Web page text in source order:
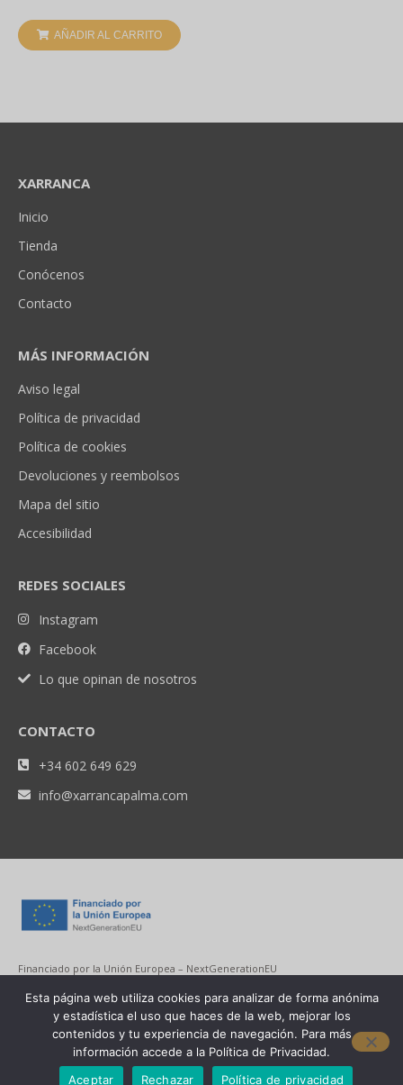
AÑADIR AL CARRITO
XARRANCA
Inicio
Tienda
Conócenos
Contacto
MÁS INFORMACIÓN
Aviso legal
Política de privacidad
Política de cookies
Devoluciones y reembolsos
Mapa del sitio
Accesibilidad
REDES SOCIALES
Instagram
Facebook
Lo que opinan de nosotros
CONTACTO
+34 602 649 629
info@xarrancapalma.com
Financiado por la Unión Europea – NextGenerationEU
Esta página web utiliza cookies para analizar de forma anónima
y estadística el uso que haces de la web, mejorar los
contenidos y tu experiencia de navegación. Para más
información accede a la Política de Privacidad.
Aceptar
Rechazar Política de privacidad